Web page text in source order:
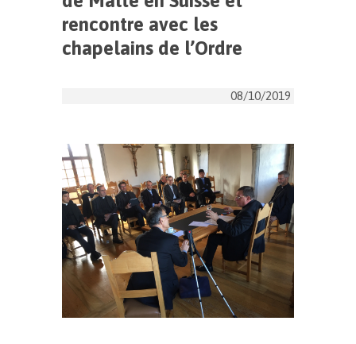
rencontre avec les
chapelains de l’Ordre
08/10/2019